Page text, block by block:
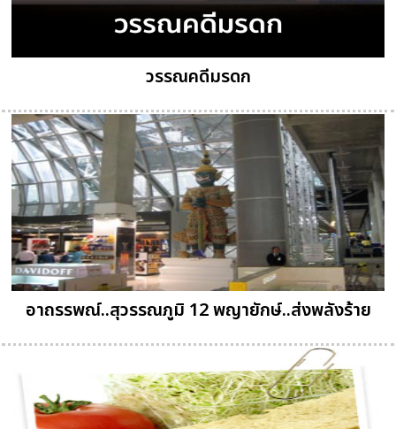
วรรณคดีมรดก
อาถรรพณ์..สุวรรณภูมิ 12 พญายักษ์..ส่งพลังร้าย